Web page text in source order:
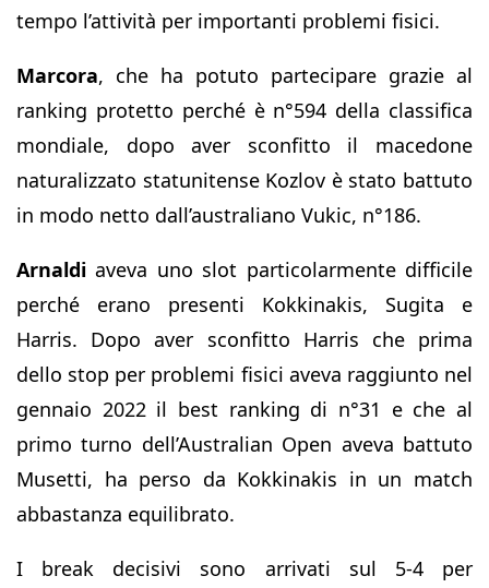
tempo l’attività per importanti problemi fisici.
Marcora, che ha potuto partecipare grazie al
ranking protetto perché è n°594 della classifica
mondiale, dopo aver sconfitto il macedone
naturalizzato statunitense Kozlov è stato battuto
in modo netto dall’australiano Vukic, n°186.
Arnaldi aveva uno slot particolarmente difficile
perché erano presenti Kokkinakis, Sugita e
Harris. Dopo aver sconfitto Harris che prima
dello stop per problemi fisici aveva raggiunto nel
gennaio 2022 il best ranking di n°31 e che al
primo turno dell’Australian Open aveva battuto
Musetti, ha perso da Kokkinakis in un match
abbastanza equilibrato.
I break decisivi sono arrivati sul 5-4 per